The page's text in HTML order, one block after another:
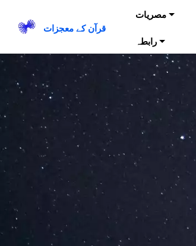
قرآن کے معجزات
مصریات
رابطہ